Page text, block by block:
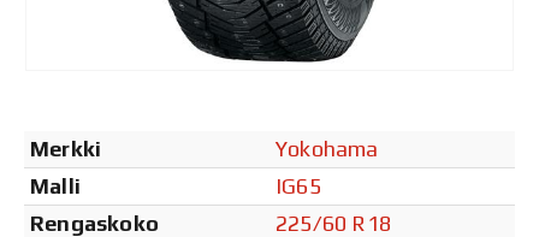
Merkki
Yokohama
Malli
IG65
Rengaskoko
225/60 R18